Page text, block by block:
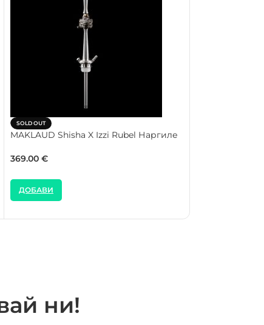
SOLD OUT
MAKLAUD Shisha X Izzi Rubel Наргиле
369.00 €
ДОБАВИ
ни!